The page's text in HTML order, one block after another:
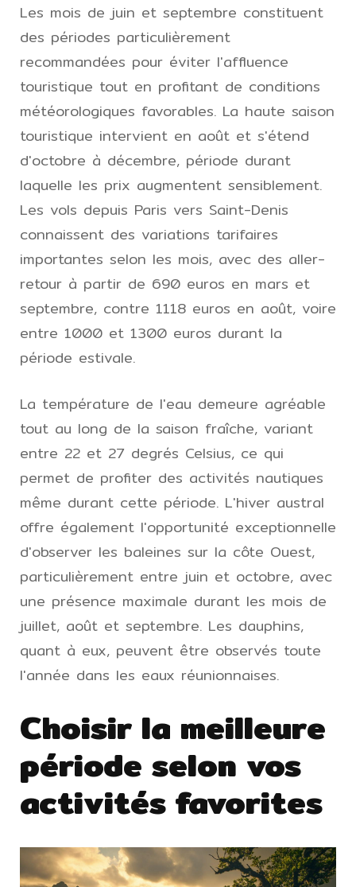
Les mois de juin et septembre constituent
des périodes particulièrement
recommandées pour éviter l'affluence
touristique tout en profitant de conditions
météorologiques favorables. La haute saison
touristique intervient en août et s'étend
d'octobre à décembre, période durant
laquelle les prix augmentent sensiblement.
Les vols depuis Paris vers Saint-Denis
connaissent des variations tarifaires
importantes selon les mois, avec des aller-
retour à partir de 690 euros en mars et
septembre, contre 1118 euros en août, voire
entre 1000 et 1300 euros durant la
période estivale.
La température de l'eau demeure agréable
tout au long de la saison fraîche, variant
entre 22 et 27 degrés Celsius, ce qui
permet de profiter des activités nautiques
même durant cette période. L'hiver austral
offre également l'opportunité exceptionnelle
d'observer les baleines sur la côte Ouest,
particulièrement entre juin et octobre, avec
une présence maximale durant les mois de
juillet, août et septembre. Les dauphins,
quant à eux, peuvent être observés toute
l'année dans les eaux réunionnaises.
Choisir la meilleure
période selon vos
activités favorites